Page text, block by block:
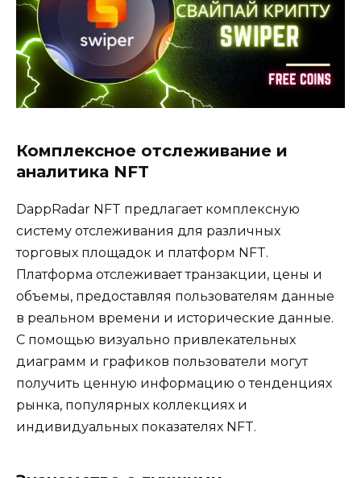
Комплексное отслеживание и
аналитика NFT
DappRadar NFT предлагает комплексную
систему отслеживания для различных
торговых площадок и платформ NFT.
Платформа отслеживает транзакции, цены и
объемы, предоставляя пользователям данные
в реальном времени и исторические данные.
С помощью визуально привлекательных
диаграмм и графиков пользователи могут
получить ценную информацию о тенденциях
рынка, популярных коллекциях и
индивидуальных показателях NFT.